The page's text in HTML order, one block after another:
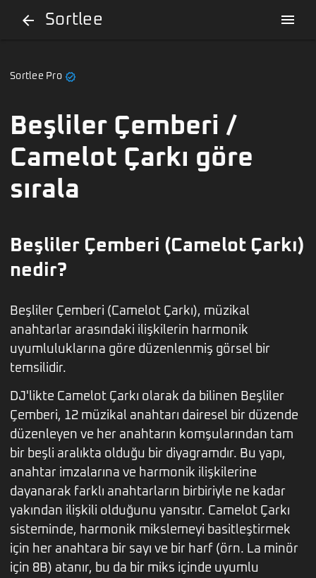
arrow_back Sortlee menu
Sortlee Pro verified
Beşliler Çemberi /
Camelot Çarkı göre
sırala
Beşliler Çemberi (Camelot Çarkı)
nedir?
Beşliler Çemberi (Camelot Çarkı), müzikal
anahtarlar arasındaki ilişkilerin harmonik
uyumluluklarına göre düzenlenmiş görsel bir
temsilidir.
DJ'likte Camelot Çarkı olarak da bilinen Beşliler
Çemberi, 12 müzikal anahtarı dairesel bir düzende
düzenleyen ve her anahtarın komşularından tam
bir beşli aralıkta olduğu bir diyagramdır. Bu yapı,
anahtar imzalarına ve harmonik ilişkilerine
dayanarak farklı anahtarların birbiriyle ne kadar
yakından ilişkili olduğunu yansıtır. Camelot Çarkı
sisteminde, harmonik mikslemeyi basitleştirmek
için her anahtara bir sayı ve bir harf (örn. La minör
için 8B) atanır, bu da bir miks içinde uyumlu